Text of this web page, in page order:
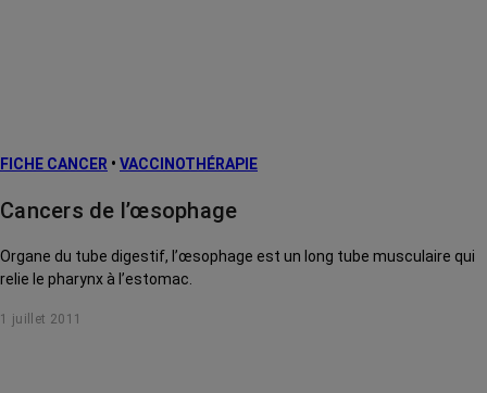
FICHE CANCER • VACCINOTHÉRAPIE
Cancers de l’œsophage
Organe du tube digestif, l’œsophage est un long tube musculaire qui
relie le pharynx à l’estomac.
1 juillet 2011